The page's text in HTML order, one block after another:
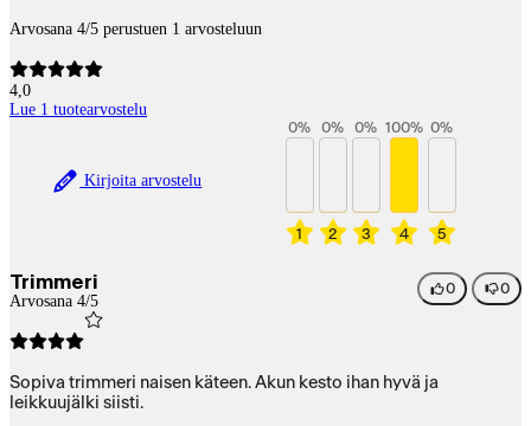
Arvosana 4/5 perustuen 1 arvosteluun
4,0
Lue 1 tuotearvostelu
Kirjoita arvostelu
1
0%
2
0%
3
0%
4
100%
5
0%
Trimmeri
Arvosana 4/5
0 0
Sopiva trimmeri naisen käteen. Akun kesto ihan hyvä ja
leikkuujälki siisti.